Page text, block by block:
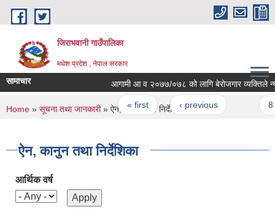
Skip to main content
जिराभवानी गाउँपालिका
मधेश प्रदेश , नेपाल सरकार
सामाचार आगामी आ व २०७७/०७८ को लागि बेरोजगार व्यक्तिले
Pages
« first ‹ previous
You are here
Home » सूचना तथा जानकारी» ऐन, कानुन तथा निर्देशिका
ऐन, कानुन तथा निर्देशिका
आर्थिक वर्ष